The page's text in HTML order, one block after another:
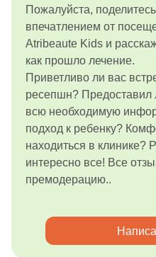
Пожалуйста,
впечатлением от
Atribeaute Kids и
как прошло лечение.
Приветливо ли вас
ресепшн? Предоставил
всю необходимую
подход к ребенку?
находиться в клинике?
интересно все! Все
премодерацию..